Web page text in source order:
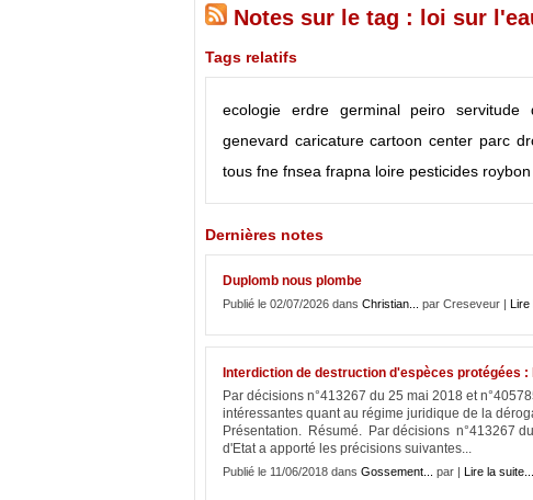
Notes sur le tag : loi sur
Tags relatifs
ecologie erdre germinal peiro servitude
genevard caricature cartoon center parc
tous fne fnsea frapna loire pesticides roybon
Dernières notes
Duplomb nous plombe
Publié le 02/07/2026 dans Christian... par Creseveur | Lire
Interdiction de destruction d'espèces protégées
Par décisions n°413267 du 25 mai 2018 et
intéressantes quant au régime juridique de la
Présentation. Résumé. Par décisions n°413267
d'Etat a apporté les précisions suivantes...
Publié le 11/06/2018 dans Gossement... par | Lire la suite...